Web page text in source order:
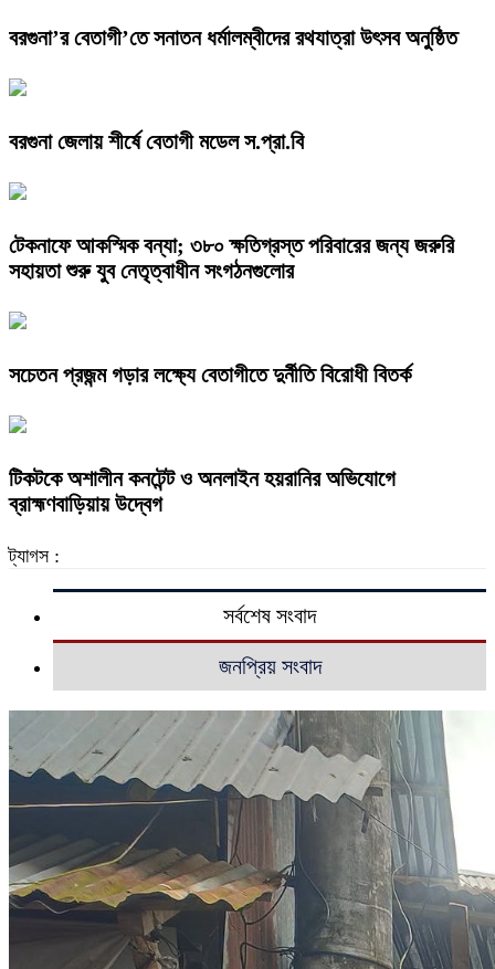
বরগুনা’র বেতাগী’তে সনাতন ধর্মালম্বীদের রথযাত্রা উৎসব অনুষ্ঠিত
বরগুনা জেলায় শীর্ষে বেতাগী মডেল স.প্রা.বি
টেকনাফে আকস্মিক বন্যা; ৩৮০ ক্ষতিগ্রস্ত পরিবারের জন্য জরুরি
সহায়তা শুরু যুব নেতৃত্বাধীন সংগঠনগুলোর
সচেতন প্রজন্ম গড়ার লক্ষ্যে বেতাগীতে দুর্নীতি বিরোধী বিতর্ক
টিকটকে অশালীন কনটেন্ট ও অনলাইন হয়রানির অভিযোগে
ব্রাহ্মণবাড়িয়ায় উদ্বেগ
ট্যাগস :
সর্বশেষ সংবাদ
জনপ্রিয় সংবাদ